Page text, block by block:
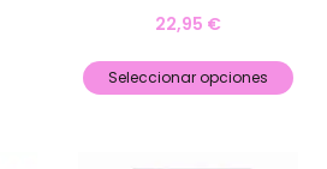
22,95 €
Seleccionar opciones